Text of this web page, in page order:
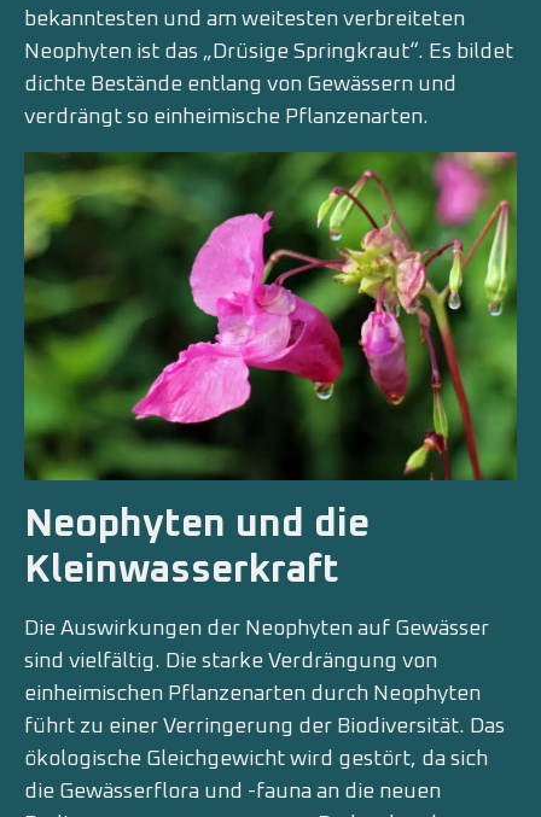
bekanntesten und am weitesten verbreiteten
Neophyten ist das „Drüsige Springkraut“. Es bildet
dichte Bestände entlang von Gewässern und
verdrängt so einheimische Pflanzenarten.
Neophyten und die
Kleinwasserkraft
Die Auswirkungen der Neophyten auf Gewässer
sind vielfältig. Die starke Verdrängung von
einheimischen Pflanzenarten durch Neophyten
führt zu einer Verringerung der Biodiversität. Das
ökologische Gleichgewicht wird gestört, da sich
die Gewässerflora und -fauna an die neuen